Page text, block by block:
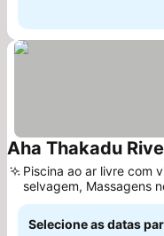
Aha Thakadu
Piscina ao ar livre com
selvagem, Massagens
privativo
Selecione as datas